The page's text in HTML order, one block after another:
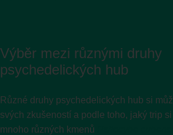
Výběr mezi různými druhy
psychedelických hub
Různé druhy psychedelických hub si
svých zkušeností a podle toho, jaký trip
mnoho různých kmenů